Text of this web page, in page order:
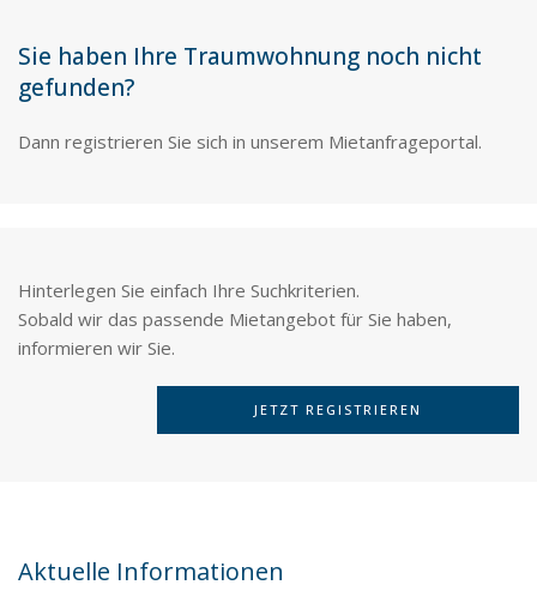
Sie haben Ihre Traumwohnung noch nicht
gefunden?
Dann registrieren Sie sich in unserem Mietanfrageportal.
Hinterlegen Sie einfach Ihre Suchkriterien.
Sobald wir das passende Mietangebot für Sie haben,
informieren wir Sie.
JETZT REGISTRIEREN
Aktuelle Informationen